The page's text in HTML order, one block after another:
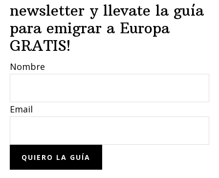
newsletter y llevate la guía
para emigrar a Europa
GRATIS!
Nombre
Email